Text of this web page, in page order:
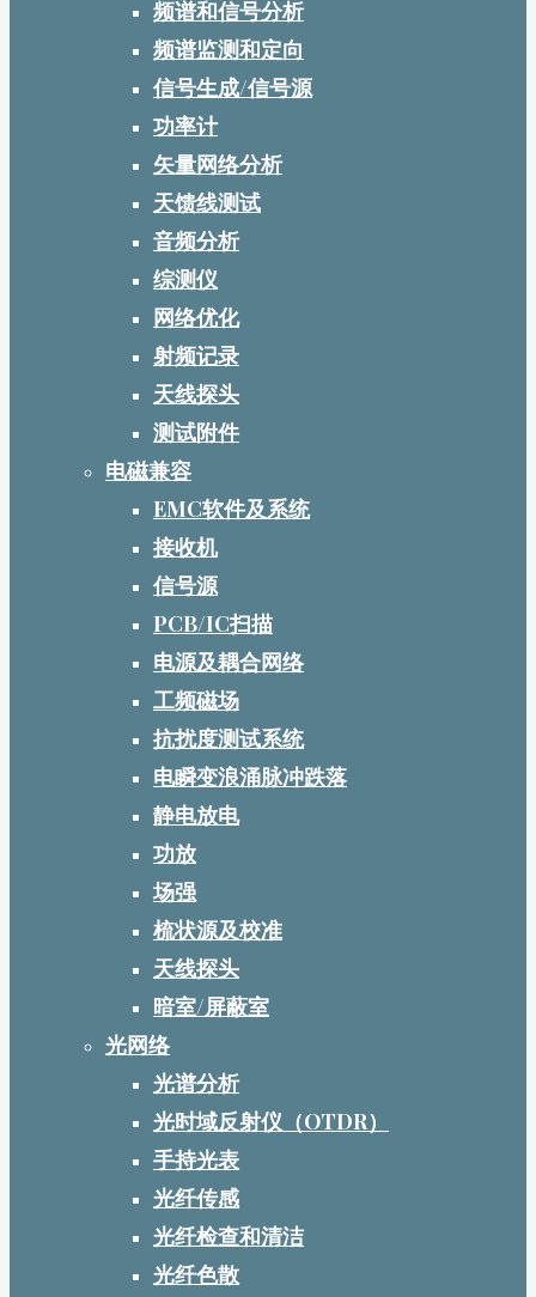
频谱和信号分析
频谱监测和定向
信号生成/信号源
功率计
矢量网络分析
天馈线测试
音频分析
综测仪
网络优化
射频记录
天线探头
测试附件
电磁兼容
EMC软件及系统
接收机
信号源
PCB/IC扫描
电源及耦合网络
工频磁场
抗扰度测试系统
电瞬变浪涌脉冲跌落
静电放电
功放
场强
梳状源及校准
天线探头
暗室/屏蔽室
光网络
光谱分析
光时域反射仪（OTDR）
手持光表
光纤传感
光纤检查和清洁
光纤色散